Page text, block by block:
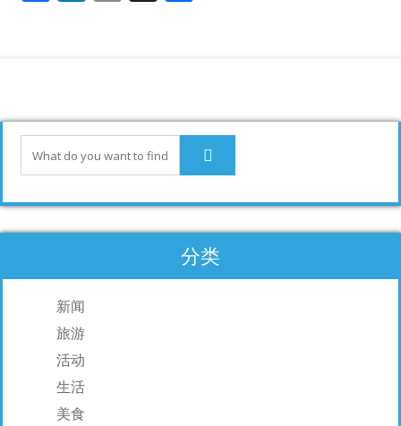
o
k
n
分类
新闻
旅游
活动
生活
美食